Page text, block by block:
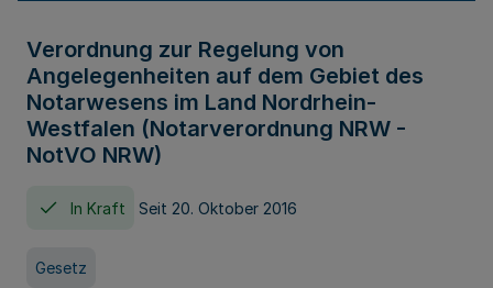
Verordnung zur Regelung von
Angelegenheiten auf dem Gebiet des
Notarwesens im Land Nordrhein-
Westfalen (Notarverordnung NRW -
NotVO NRW)
In Kraft Seit 20. Oktober 2016
Gesetz